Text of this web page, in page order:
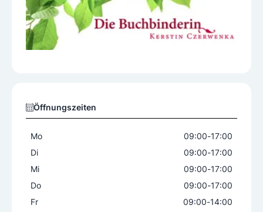
Öffnungszeiten
Mo 09:00-17:00
Di
09:00-17:00
Mi
09:00-17:00
Do
09:00-17:00
Fr
09:00-14:00